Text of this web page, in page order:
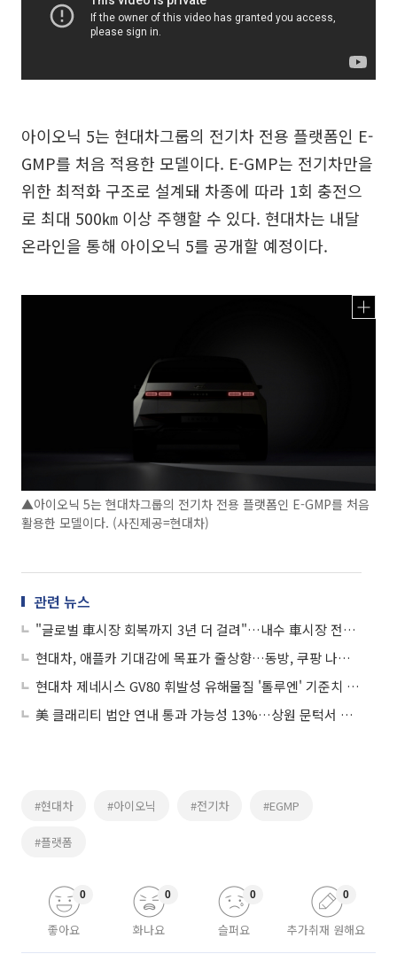
아이오닉 5는 현대차그룹의 전기차 전용 플랫폼인 E-
GMP를 처음 적용한 모델이다. E-GMP는 전기차만을
위한 최적화 구조로 설계돼 차종에 따라 1회 충전으
로 최대 500㎞ 이상 주행할 수 있다. 현대차는 내달
온라인을 통해 아이오닉 5를 공개할 예정이다.
▲아이오닉 5는 현대차그룹의 전기차 전용 플랫폼인 E-GMP를 처음
활용한 모델이다. (사진제공=현대차)
관련 뉴스
"글로벌 車시장 회복까지 3년 더 걸려"…내수 車시장 전년 대비 -7%
현대차, 애플카 기대감에 목표가 줄상향…동방, 쿠팡 나스닥 상장 추진에 급등
현대차 제네시스 GV80 휘발성 유해물질 '톨루엔' 기준치 초과 검출
美 클래리티 법안 연내 통과 가능성 13%…상원 문턱서 제동
#현대차 #아이오닉 #전기차 #EGMP
#플랫폼
좋아요
0
화나요
0
슬퍼요
0
추가취재 원해요
0